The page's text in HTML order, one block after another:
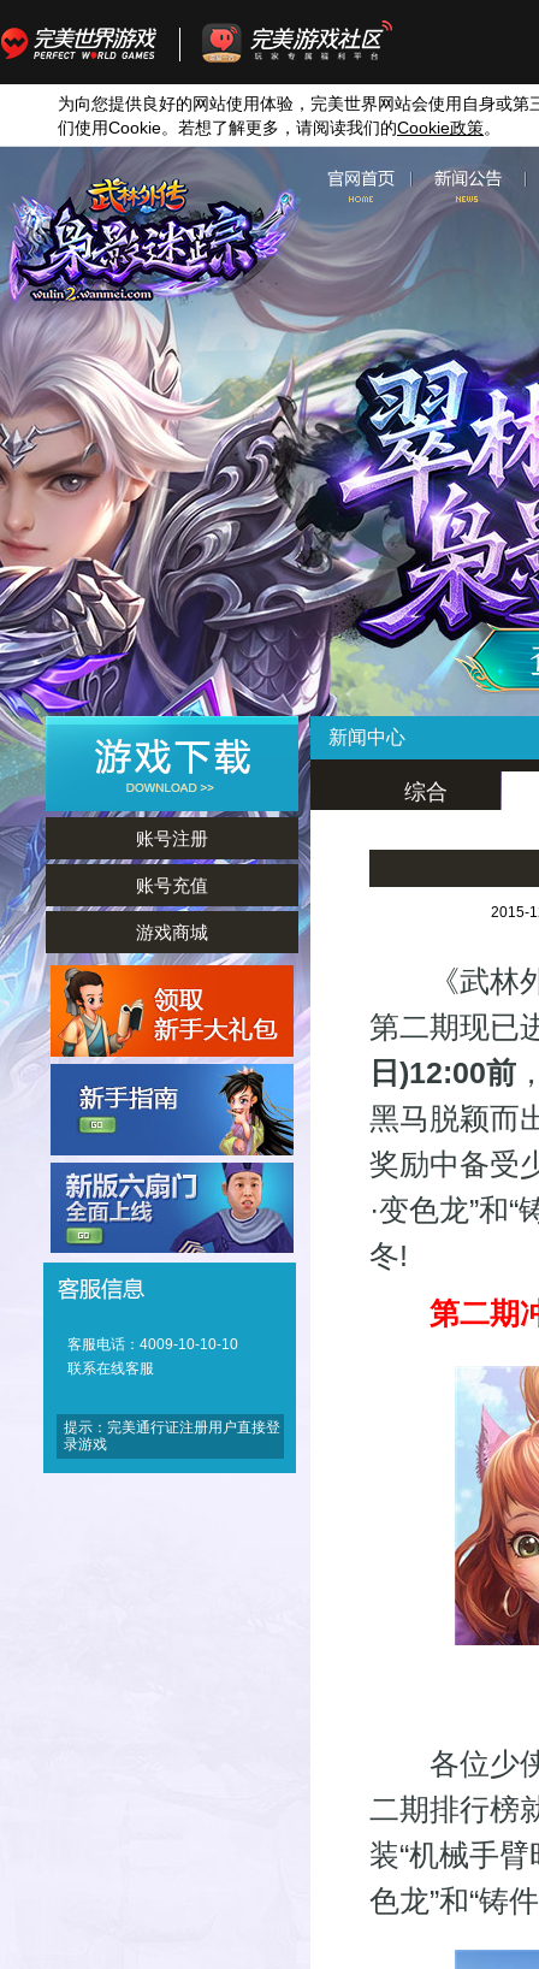
为向您提供良好的网站使用体验，完美世界网站会使用自身或第
们使用Cookie。若想了解更多，请阅读我们的Cookie政策。
账号注册
账号充值
游戏商城
客服电话：4009-10-10-10
联系在线客服
提示：完美通行证注册用户直接登
录游戏
新闻中心
综合
2015-
《武林外
第二期现已
日)12:00前
黑马脱颖而
奖励中备受
·变色龙”和
冬!
第二期
各位少侠
二期排行榜
装“机械手臂
色龙”和“铸